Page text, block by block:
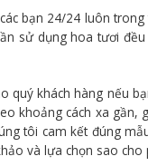
bạn 24/24 luôn
sử dụng hoa tươi
khách hàng nếu
khoảng cách xa
tôi cam kết đúng
và lựa chọn sao